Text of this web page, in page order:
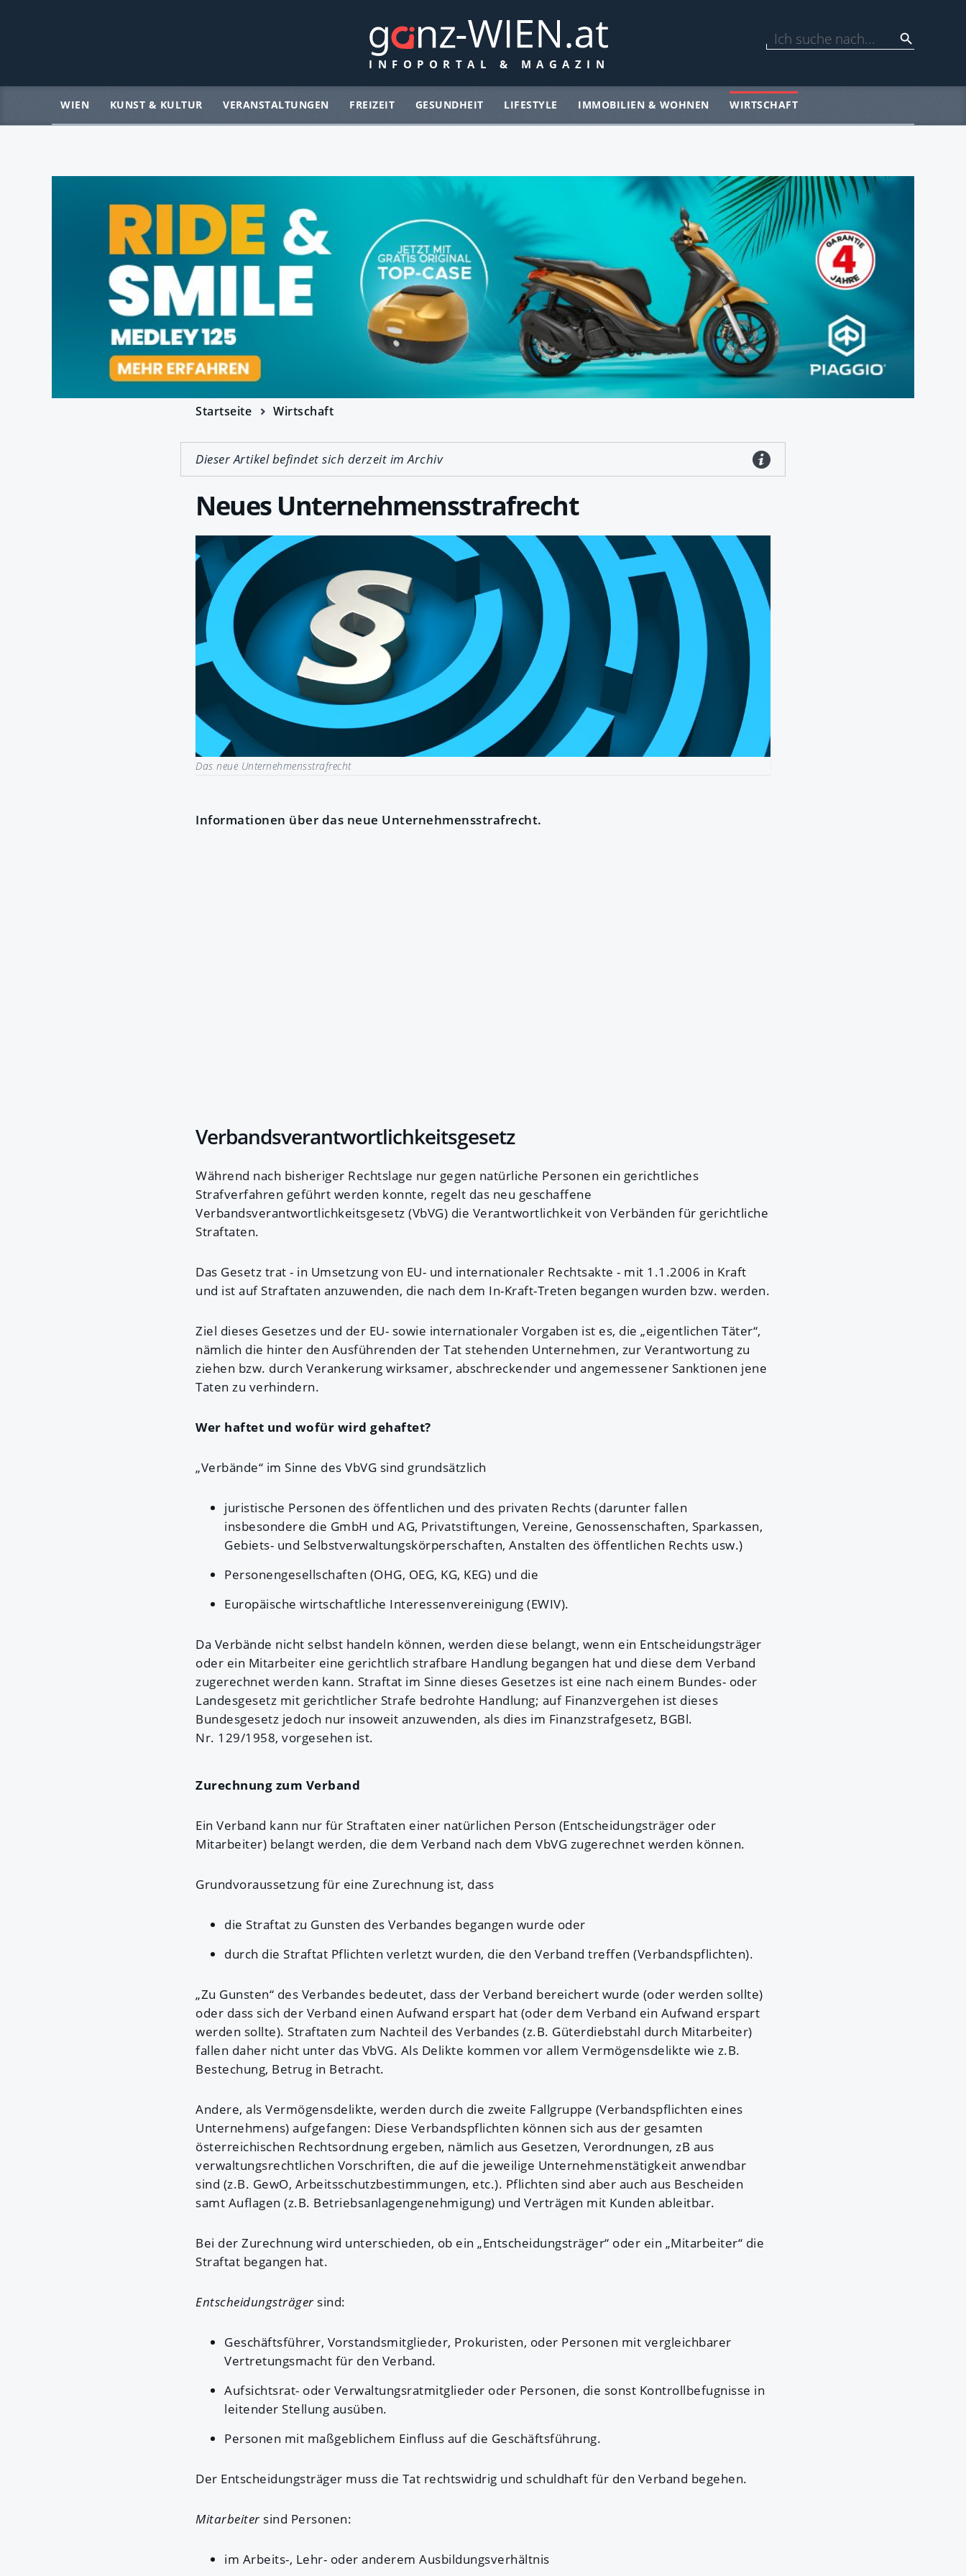
WIEN KUNST & KULTUR VERANSTALTUNGEN FREIZEIT GESUNDHEIT LIFESTYLE IMMOBILIEN & WOHNEN WIRTSCHAFT
Startseite Wirtschaft
Dieser Artikel befindet sich derzeit im Archiv
Neues Unternehmensstrafrecht
Das neue Unternehmensstrafrecht
Informationen über das neue Unternehmensstrafrecht.
Verbandsverantwortlichkeitsgesetz
Während nach bisheriger Rechtslage nur gegen natürliche Personen ein gerichtliches
Strafverfahren geführt werden konnte, regelt das neu geschaffene
Verbandsverantwortlichkeitsgesetz (VbVG) die Verantwortlichkeit von Verbänden für gerichtliche
Straftaten.
Das Gesetz trat - in Umsetzung von EU- und internationaler Rechtsakte - mit 1.1.2006 in Kraft
und ist auf Straftaten anzuwenden, die nach dem In-Kraft-Treten begangen wurden bzw. werden.
Ziel dieses Gesetzes und der EU- sowie internationaler Vorgaben ist es, die „eigentlichen Täter“,
nämlich die hinter den Ausführenden der Tat stehenden Unternehmen, zur Verantwortung zu
ziehen bzw. durch Verankerung wirksamer, abschreckender und angemessener Sanktionen jene
Taten zu verhindern.
Wer haftet und wofür wird gehaftet?
„Verbände“ im Sinne des VbVG sind grundsätzlich
juristische Personen des öffentlichen und des privaten Rechts (darunter fallen
insbesondere die GmbH und AG, Privatstiftungen, Vereine, Genossenschaften, Sparkassen,
Gebiets- und Selbstverwaltungskörperschaften, Anstalten des öffentlichen Rechts usw.)
Personengesellschaften (OHG, OEG, KG, KEG) und die
Europäische wirtschaftliche Interessenvereinigung (EWIV).
Da Verbände nicht selbst handeln können, werden diese belangt, wenn ein Entscheidungsträger
oder ein Mitarbeiter eine gerichtlich strafbare Handlung begangen hat und diese dem Verband
zugerechnet werden kann. Straftat im Sinne dieses Gesetzes ist eine nach einem Bundes- oder
Landesgesetz mit gerichtlicher Strafe bedrohte Handlung; auf Finanzvergehen ist dieses
Bundesgesetz jedoch nur insoweit anzuwenden, als dies im Finanzstrafgesetz, BGBl.
Nr. 129/1958, vorgesehen ist.
Zurechnung zum Verband
Ein Verband kann nur für Straftaten einer natürlichen Person (Entscheidungsträger oder
Mitarbeiter) belangt werden, die dem Verband nach dem VbVG zugerechnet werden können.
Grundvoraussetzung für eine Zurechnung ist, dass
die Straftat zu Gunsten des Verbandes begangen wurde oder
durch die Straftat Pflichten verletzt wurden, die den Verband treffen (Verbandspflichten).
„Zu Gunsten“ des Verbandes bedeutet, dass der Verband bereichert wurde (oder werden sollte)
oder dass sich der Verband einen Aufwand erspart hat (oder dem Verband ein Aufwand erspart
werden sollte). Straftaten zum Nachteil des Verbandes (z.B. Güterdiebstahl durch Mitarbeiter)
fallen daher nicht unter das VbVG. Als Delikte kommen vor allem Vermögensdelikte wie z.B.
Bestechung, Betrug in Betracht.
Andere, als Vermögensdelikte, werden durch die zweite Fallgruppe (Verbandspflichten eines
Unternehmens) aufgefangen: Diese Verbandspflichten können sich aus der gesamten
österreichischen Rechtsordnung ergeben, nämlich aus Gesetzen, Verordnungen, zB aus
verwaltungsrechtlichen Vorschriften, die auf die jeweilige Unternehmenstätigkeit anwendbar
sind (z.B. GewO, Arbeitsschutzbestimmungen, etc.). Pflichten sind aber auch aus Bescheiden
samt Auflagen (z.B. Betriebsanlagengenehmigung) und Verträgen mit Kunden ableitbar.
Bei der Zurechnung wird unterschieden, ob ein „Entscheidungsträger“ oder ein „Mitarbeiter“ die
Straftat begangen hat.
Entscheidungsträgersind:
Geschäftsführer, Vorstandsmitglieder, Prokuristen, oder Personen mit vergleichbarer
Vertretungsmacht für den Verband.
Aufsichtsrat- oder Verwaltungsratmitglieder oder Personen, die sonst Kontrollbefugnisse in
leitender Stellung ausüben.
Personen mit maßgeblichem Einfluss auf die Geschäftsführung.
Der Entscheidungsträger muss die Tat rechtswidrig und schuldhaft für den Verband begehen.
Mitarbeitersind Personen:
im Arbeits-, Lehr- oder anderem Ausbildungsverhältnis